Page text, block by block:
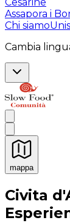
Assapora i
Chi siamo
Cambia
mappa
Esperienze
Civita